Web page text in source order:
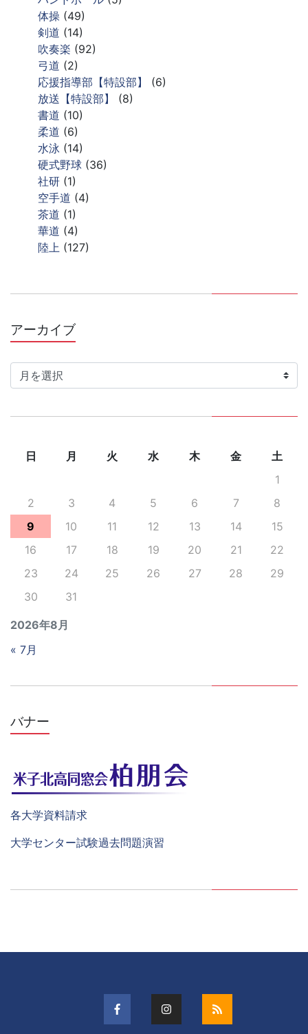
体操 (49)
剣道 (14)
吹奏楽 (92)
弓道 (2)
応援指導部【特設部】
(6)
放送【特設部】
(8)
書道 (10)
柔道 (6)
水泳 (14)
硬式野球 (36)
社研 (1)
空手道 (4)
茶道 (1)
華道 (4)
陸上 (127)
アーカイブア
ー
カ
2026年8月
日 月 火 水 木 金
土
1
2
3 4 5 6 7
8
9
10 11 12 13 14
15
16
17 18 19 20 21
22
23
24 25 26 27 28
29
30
31
« 7月
バナー
各大学資料請求
大学センター試験過去問題演習